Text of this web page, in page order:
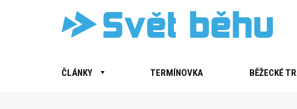
ČLÁNKY TERMÍNOVKA BĚŽECKÉ